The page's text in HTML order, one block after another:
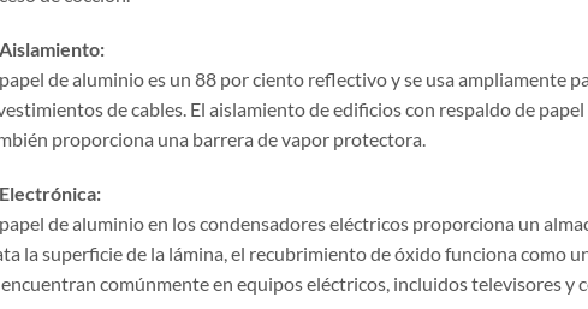
de aluminio es un 88 por ciento reflectivo y se usa ampliamente
de cables. El aislamiento de edificios con respaldo de
proporciona una barrera de vapor protectora.
de aluminio en los condensadores eléctricos proporciona un
la superficie de la lámina, el recubrimiento de óxido funciona como
encuentran comúnmente en equipos eléctricos, incluidos televisores y